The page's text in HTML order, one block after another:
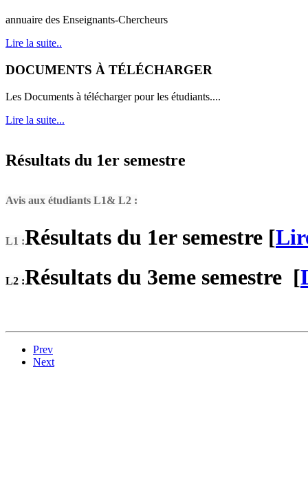
annuaire des Enseignants-Chercheurs
Lire la suite..
DOCUMENTS À TÉLÉCHARGER
Les Documents à télécharger pour les étudiants....
Lire la suite...
Résultats du 1er semestre
Avis aux étudiants L1& L2 :
L1 :Résultats du 1er semestre [
L2 :Résultats du 3eme semestre [
Prev
Next